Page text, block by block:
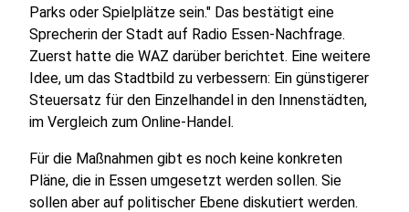
Parks oder Spielplätze sein." Das bestätigt eine
Sprecherin der Stadt auf Radio Essen-Nachfrage.
Zuerst hatte die WAZ darüber berichtet. Eine weitere
Idee, um das Stadtbild zu verbessern: Ein günstigerer
Steuersatz für den Einzelhandel in den Innenstädten,
im Vergleich zum Online-Handel.
Für die Maßnahmen gibt es noch keine konkreten
Pläne, die in Essen umgesetzt werden sollen. Sie
sollen aber auf politischer Ebene diskutiert werden.